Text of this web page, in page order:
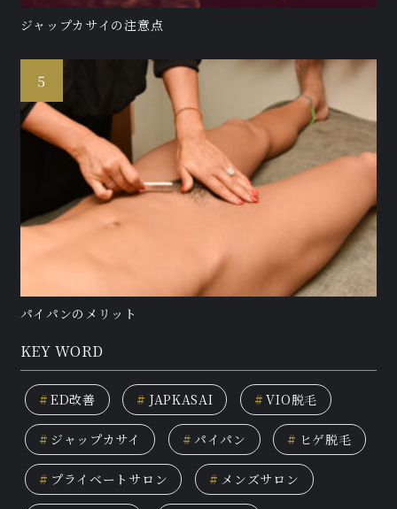
ジャップカサイの注意点
パイパンのメリット
KEY WORD
# ED改善 # JAPKASAI # VIO脱毛
# ジャップカサイ # パイパン # ヒゲ脱毛
# プライベートサロン # メンズサロン